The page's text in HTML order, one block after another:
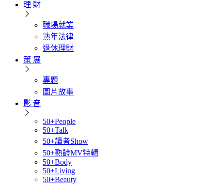
理 財
職場就業
熟年法律
退休理財
策 展
專題
圖片故事
影 音
50+People
50+Talk
50+讀者Show
50+熟齡MV特輯
50+Body
50+Living
50+Beauty